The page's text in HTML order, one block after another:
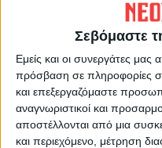
Σεβόμαστε
Εμείς και οι συνεργάτες
πρόσβαση σε πληροφορίες
και επεξεργαζόμαστε
αναγνωριστικοί και
αποστέλλονται από μια
και περιεχόμενο, μέτρηση
ΑΓΩΝ στο
Όλες οι
Καρδίτσας